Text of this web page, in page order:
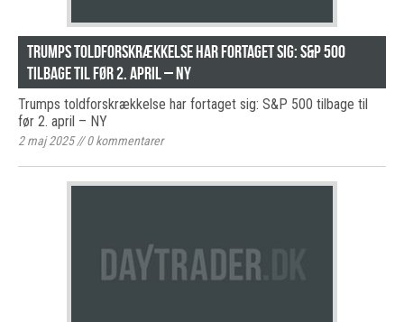
Trumps toldforskrækkelse har fortaget sig: S&P 500
tilbage til før 2. april – NY
Trumps toldforskrækkelse har fortaget sig: S&P 500 tilbage til
før 2. april – NY
2 maj 2025//0kommentarer